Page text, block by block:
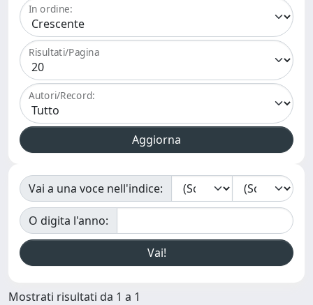
In ordine:
Risultati/Pagina
Autori/Record:
Vai a una voce nell'indice:
O digita l'anno:
Mostrati risultati da 1 a 1